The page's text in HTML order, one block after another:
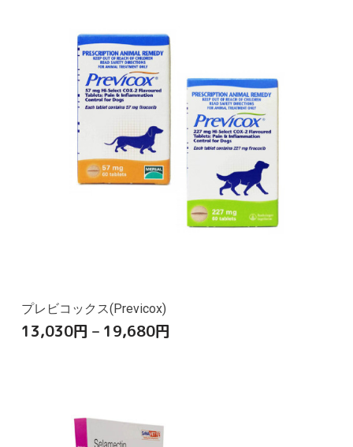
プレビコックス(Previcox)
13,030円 – 19,680円